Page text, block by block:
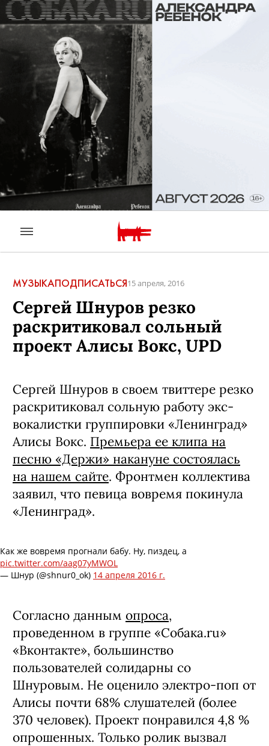
МУЗЫКАПОДПИСАТЬСЯ15 апреля, 2016
Сергей Шнуров резко
раскритиковал сольный
проект Алисы Вокс, UPD
Сергей Шнуров в своем твиттере резко
раскритиковал сольную работу экс-
вокалистки группировки «Ленинград»
Алисы Вокс. Премьера ее клипа на
песню «Держи» накануне состоялась
на нашем сайте. Фронтмен коллектива
заявил, что певица вовремя покинула
«Ленинград».
Как же вовремя прогнали бабу. Ну, пиздец, а
pic.twitter.com/aag07yMWOL
— Шнур (@shnur0_ok) 14 апреля 2016 г.
Согласно данным опроса,
проведенном в группе «Собака.ru»
«Вконтакте», большинство
пользователей солидарны со
Шнуровым. Не оценило электро-поп от
Алисы почти 68% слушателей (более
370 человек). Проект понравился 4,8 %
опрошенных. Только ролик вызвал